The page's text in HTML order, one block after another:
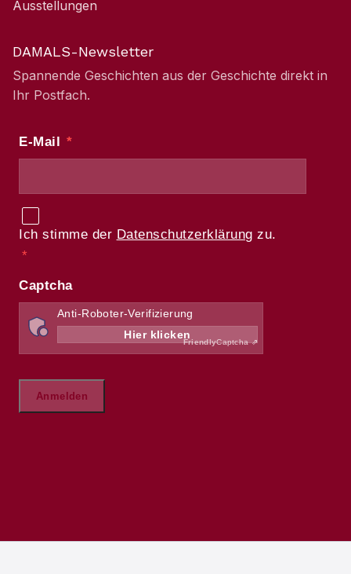
Ausstellungen
DAMALS-Newsletter
Spannende Geschichten aus der Geschichte direkt in
Ihr Postfach.